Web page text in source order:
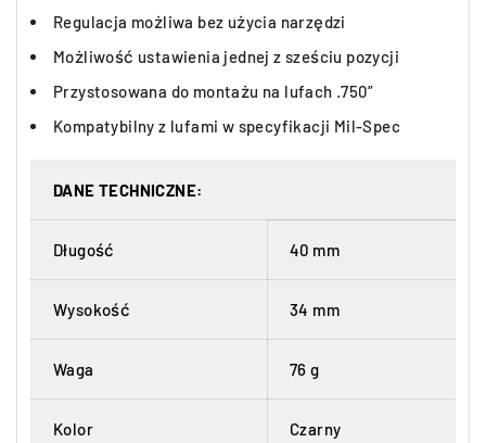
Regulacja możliwa bez użycia narzędzi
Możliwość ustawienia jednej z sześciu pozycji
Przystosowana do montażu na lufach .750”
Kompatybilny z lufami w specyfikacji Mil-Spec
DANE TECHNICZNE:
Długość 40 mm
Wysokość 34 mm
Waga 76 g
Kolor Czarny